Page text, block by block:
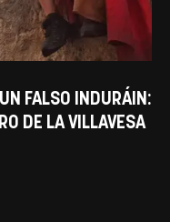
FALSO INDURÁIN:
DE LA VILLAVESA